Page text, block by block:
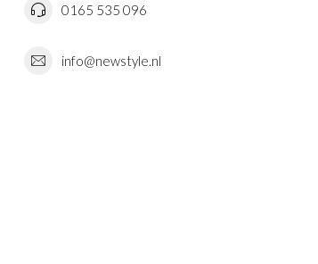
0165 535 096
info@newstyle.nl